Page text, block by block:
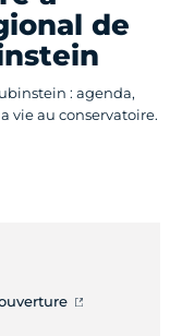
de
: agenda,
vie au conservatoire.